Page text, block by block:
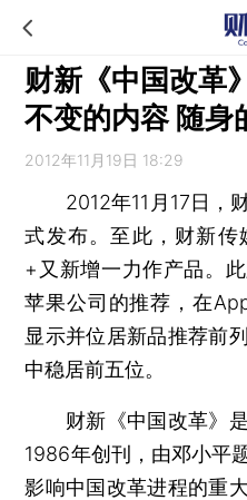
财新《中国改革
不变的内容 随身
2012年11月19日 18:29
2012年11月17日，财
式发布。至此，财新
+又新增一力作产品。
苹果公司的推荐，在
显示并位居新品推荐前
中稳居前五位。
财新《中国改革》是
1986年创刊，由邓小平
影响中国改革进程的重